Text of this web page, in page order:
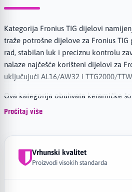
Kategorija Fronius TIG dijelovi
traže potrošne dijelove za Fronius
rad, stabilan luk i preciznu kontrolu
nalaze najčešće korišteni dijelovi za
uključujući AL16/AW32 i TTG2000/
Ova kategorija obuhvata keramičke
nosače stezača, gas lens dijelove,
potrošni dijelovi pomažu u postizanju
zavarenog spoja i manjem broju
Pročitaj više
Vrhunski kvalitet
Proizvodi visokih standarda